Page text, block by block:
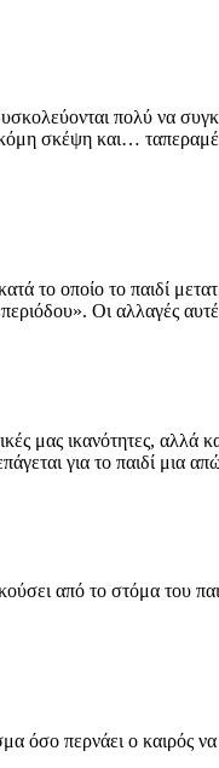
πολύ να
σκέψη και…
το οποίο το παιδί
Οι αλλαγές
μας ικανότητες, αλλά
για το παιδί μια
από το στόμα του
περνάει ο καιρός να